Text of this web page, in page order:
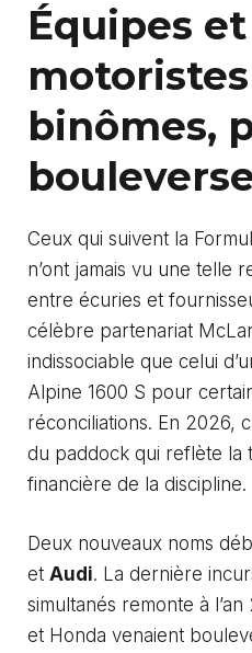
Équipes et
motoristes
binômes,
Ceux qui suivent la
n’ont jamais vu une telle
entre écuries et
célèbre partenariat
indissociable que celui
Alpine 1600 S pour
réconciliations. En 2026,
du paddock qui reflète la
financière de la discipline.
Deux nouveaux noms
et Audi. La dernière
simultanés remonte à
et Honda venaient